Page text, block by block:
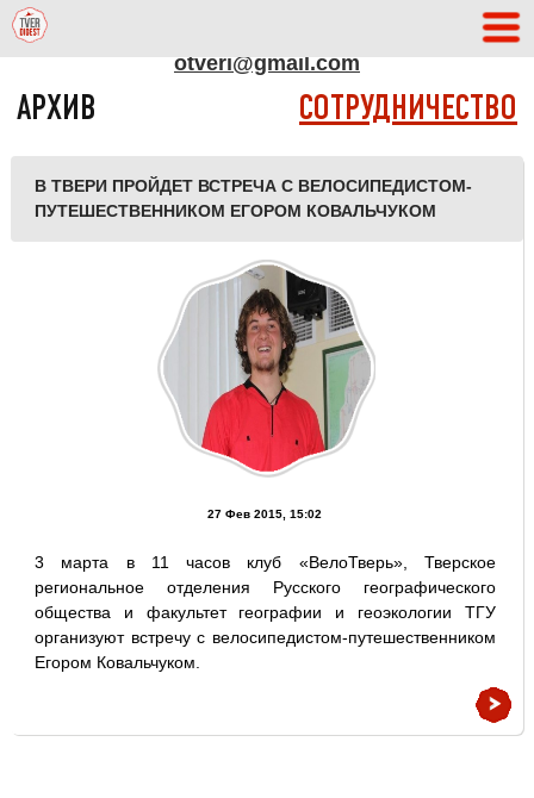
otveri@gmail.com
АРХИВ СОТРУДНИЧЕСТВО
В ТВЕРИ ПРОЙДЕТ ВСТРЕЧА С ВЕЛОСИПЕДИСТОМ-
ПУТЕШЕСТВЕННИКОМ ЕГОРОМ КОВАЛЬЧУКОМ
27 Фев 2015, 15:02
3 марта в 11 часов клуб «ВелоТверь», Тверское
региональное отделения Русского географического
общества и факультет географии и геоэкологии ТГУ
организуют встречу с велосипедистом-путешественником
Егором Ковальчуком.